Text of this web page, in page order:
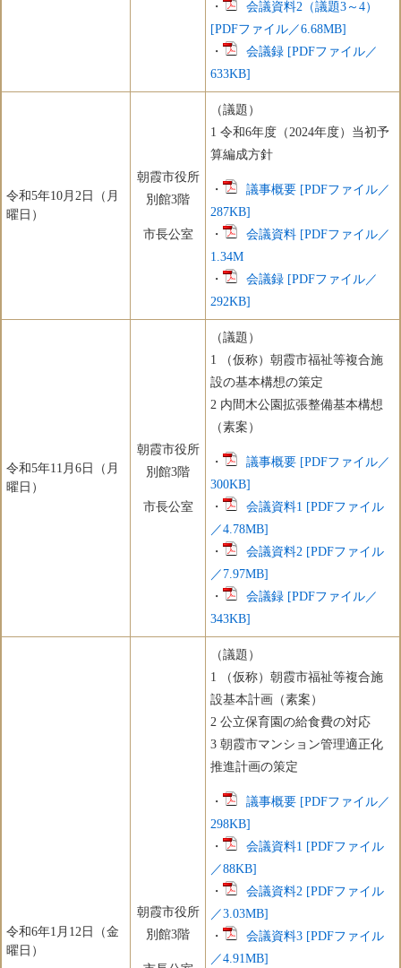
・
会議資料2（議題3～4）
[PDFファイル／6.68MB]
・
会議録 [PDFファイル／
633KB]
令和5年10月2日（月
曜日）
朝霞市役所
別館3階
市長公室
（議題）
1 令和6年度（2024年度）当初予
算編成方針
・
議事概要 [PDFファイル／
287KB]
・
会議資料 [PDFファイル／
1.34M
・
会議録 [PDFファイル／
292KB]
令和5年11月6日（月
曜日）
朝霞市役所
別館3階
市長公室
（議題）
1 （仮称）朝霞市福祉等複合施
設の基本構想の策定
2 内間木公園拡張整備基本構想
（素案）
・
議事概要 [PDFファイル／
300KB]
・
会議資料1 [PDFファイル
／4.78MB]
​・
会議資料2 [PDFファイル
／7.97MB]
・
会議録 [PDFファイル／
343KB]
令和6年1月12日（金
曜日）
朝霞市役所
別館3階
（議題）
​1 （仮称）朝霞市福祉等複合施
設基本計画（素案）
2 公立保育園の給食費の対応
3 朝霞市マンション管理適正化
推進計画の策定
・
議事概要 [PDFファイル／
298KB]
・
会議資料1 [PDFファイル
／88KB]
・
会議資料2 [PDFファイル
／3.03MB]
・
会議資料3 [PDFファイル
／4.91MB]